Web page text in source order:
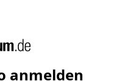
anmelden